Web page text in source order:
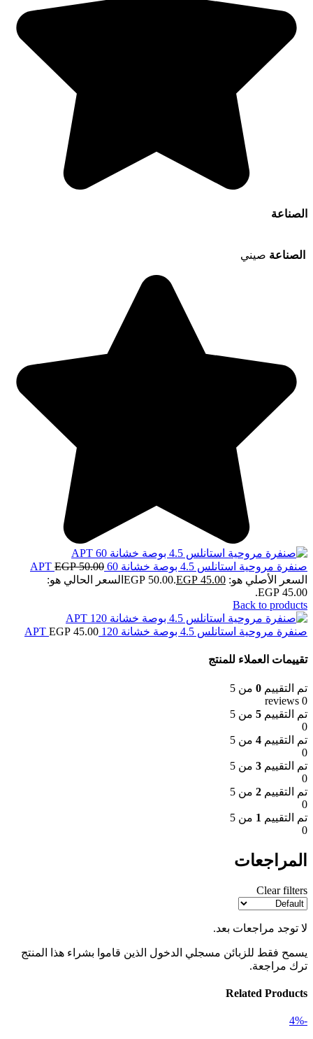
الصناعة
الصناعة صيني
صنفرة مروحية استانلس 4.5 بوصة خشانة 60 APT EGP50.00
السعر الأصلي هو: EGP 50.00.
EGP 45.00
السعر الحالي هو:
EGP 45.00.
Back to products
صنفرة مروحية استانلس 4.5 بوصة خشانة 120 APT EGP 45.00
تقييمات العملاء للمنتج
تم التقييم 0 من 5
0 reviews
تم التقييم 5 من 5
0
تم التقييم 4 من 5
0
تم التقييم 3 من 5
0
تم التقييم 2 من 5
0
تم التقييم 1 من 5
0
المراجعات
Clear filters
لا توجد مراجعات بعد.
يسمح فقط للزبائن مسجلي الدخول الذين قاموا بشراء هذا المنتج
ترك مراجعة.
Related Products
-4%